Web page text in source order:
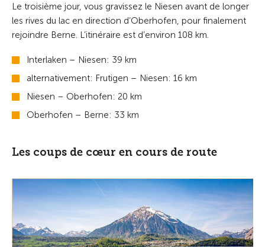
Le troisième jour, vous gravissez le Niesen avant de longer
les rives du lac en direction d’Oberhofen, pour finalement
rejoindre Berne. L’itinéraire est d’environ 108 km.
Interlaken – Niesen: 39 km
alternativement: Frutigen – Niesen: 16 km
Niesen – Oberhofen: 20 km
Oberhofen – Berne: 33 km
Les coups de cœur en cours de route